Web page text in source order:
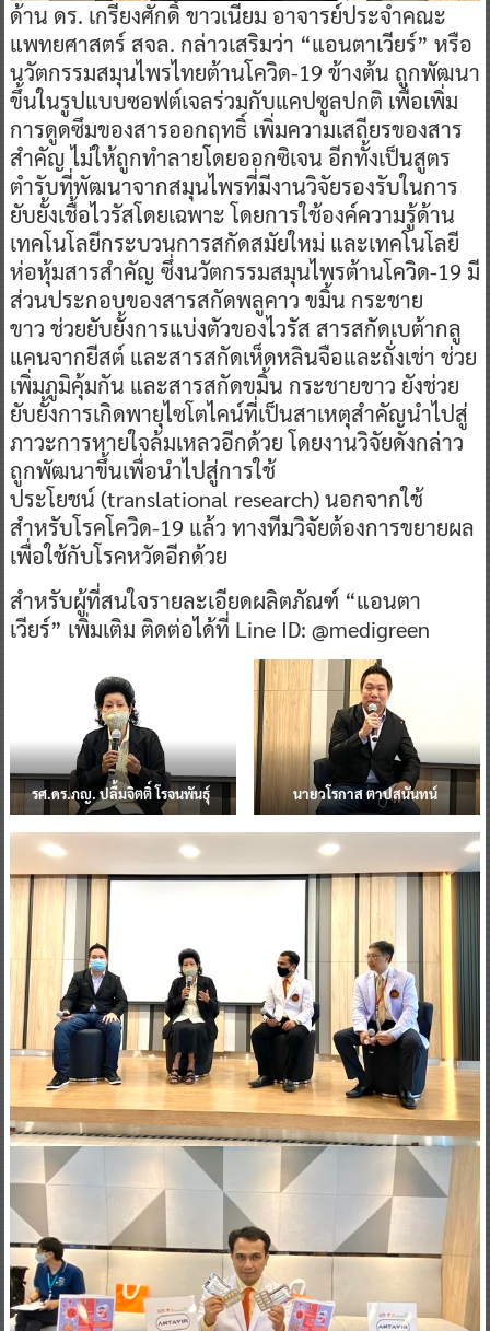
ด้าน ดร. เกรียงศักดิ์ ขาวเนียม อาจารย์ประจำคณะ
แพทยศาสตร์ สจล. กล่าวเสริมว่า “แอนตาเวียร์” หรือ
นวัตกรรมสมุนไพรไทยต้านโควิด-19 ข้างต้น ถูกพัฒนา
ขึ้นในรูปแบบซอฟต์เจลร่วมกับแคปซูลปกติ เพื่อเพิ่ม
การดูดซึมของสารออกฤทธิ์ เพิ่มความเสถียรของสาร
สำคัญ ไม่ให้ถูกทำลายโดยออกซิเจน อีกทั้งเป็นสูตร
ตำรับที่พัฒนาจากสมุนไพรที่มีงานวิจัยรองรับในการ
ยับยั้งเชื้อไวรัสโดยเฉพาะ โดยการใช้องค์ความรู้ด้าน
เทคโนโลยีกระบวนการสกัดสมัยใหม่ และเทคโนโลยี
ห่อหุ้มสารสำคัญ ซึ่งนวัตกรรมสมุนไพรต้านโควิด-19 มี
ส่วนประกอบของสารสกัดพลูคาว ขมิ้น กระชาย
ขาว ช่วยยับยั้งการแบ่งตัวของไวรัส สารสกัดเบต้ากลู
แคนจากยีสต์ และสารสกัดเห็ดหลินจือและถั่งเช่า ช่วย
เพิ่มภูมิคุ้มกัน และสารสกัดขมิ้น กระชายขาว ยังช่วย
ยับยั้งการเกิดพายุไซโตไคน์ที่เป็นสาเหตุสำคัญนำไปสู่
ภาวะการหายใจล้มเหลวอีกด้วย โดยงานวิจัยดังกล่าว
ถูกพัฒนาขึ้นเพื่อนำไปสู่การใช้
ประโยชน์ (translational research) นอกจากใช้
สำหรับโรคโควิด-19 แล้ว ทางทีมวิจัยต้องการขยายผล
เพื่อใช้กับโรคหวัดอีกด้วย
สำหรับผู้ที่สนใจรายละเอียดผลิตภัณฑ์ “แอนตา
เวียร์” เพิ่มเติม ติดต่อได้ที่ Line ID: @medigreen
รศ.ดร.ภญ. ปลื้มจิตติ์ โรจนพันธุ์ นายวโรกาส ตาปสนันทน์